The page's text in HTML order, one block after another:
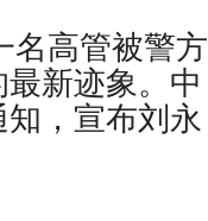
名高管被警方
新迹象。中
，宣布刘永